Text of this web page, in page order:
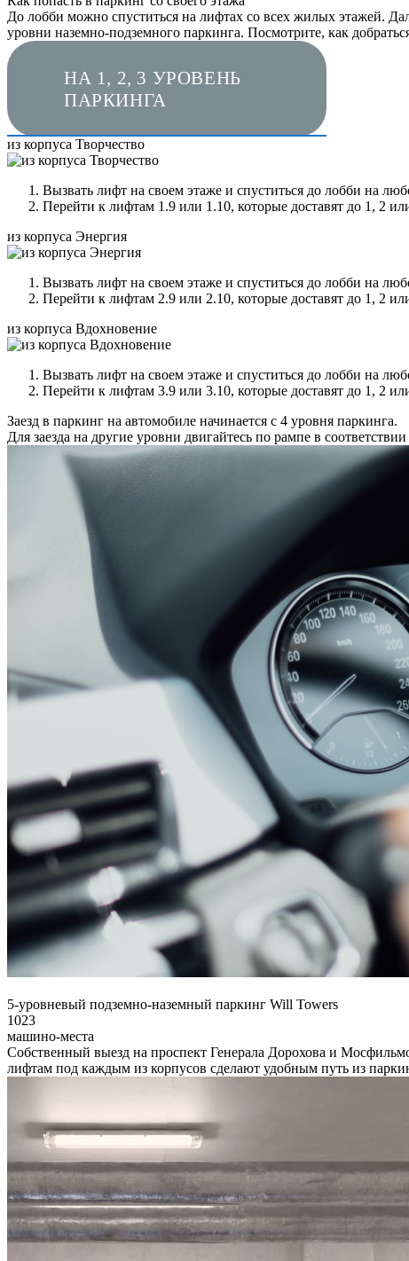
До лобби можно спуститься на лифтах со всех жилых этажей.
уровни наземно-подземного паркинга. Посмотрите, как
НА 1, 2, 3 УРОВЕНЬ
ПАРКИНГА
из корпуса Творчество
Вызвать лифт на своем этаже и спуститься до лобби на
Перейти к лифтам 1.9 или 1.10, которые доставят до 1, 2
из корпуса Энергия
Вызвать лифт на своем этаже и спуститься до лобби на
Перейти к лифтам 2.9 или 2.10, которые доставят до 1, 2
из корпуса Вдохновение
Вызвать лифт на своем этаже и спуститься до лобби на
Перейти к лифтам 3.9 или 3.10, которые доставят до 1, 2
Заезд в паркинг на автомобиле начинается с 4 уровня паркинга.
Для заезда на другие уровни двигайтесь по рампе в
5-уровневый подземно-наземный паркинг Will Towers
1023
машино-места
Собственный выезд на проспект Генерала Дорохова и
лифтам под каждым из корпусов сделают удобным путь из